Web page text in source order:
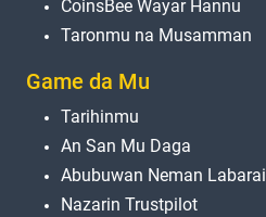
CoinsBee Wayar Hannu
Taronmu na Musamman
Game da Mu
Tarihinmu
An San Mu Daga
Abubuwan Neman Labarai
Nazarin Trustpilot